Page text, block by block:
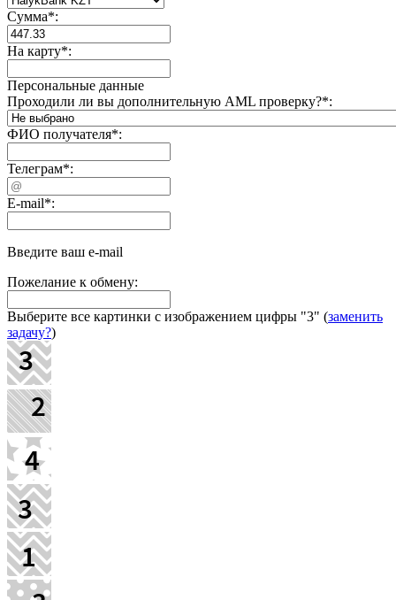
Сумма*:
На карту*:
Персональные данные
Проходили ли вы дополнительную AML проверку?*:
ФИО получателя*:
Телеграм*:
E-mail*:
Введите ваш e-mail
Пожелание к обмену:
Выберите все картинки с изображением цифры "3" (заменить
задачу?)